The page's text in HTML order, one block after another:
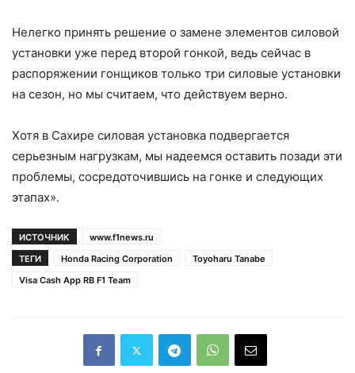
Нелегко принять решение о замене элементов силовой
установки уже перед второй гонкой, ведь сейчас в
распоряжении гонщиков только три силовые установки
на сезон, но мы считаем, что действуем верно.
Хотя в Сахире силовая установка подвергается
серьезным нагрузкам, мы надеемся оставить позади эти
проблемы, сосредоточившись на гонке и следующих
этапах».
ИСТОЧНИК
www.f1news.ru
ТЕГИ
Honda Racing Corporation
Toyoharu Tanabe
Visa Cash App RB F1 Team